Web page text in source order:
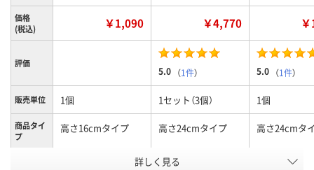
価格
(税込)
￥1,090 ￥4,770
評価
5.0 （1件） 5.0 （1件）
販売単位 1個 1セット（3個） 1個
商品タイ
プ
高さ16cmタイプ 高さ24cmタイプ 高さ24cmタ
大
詳しく見る